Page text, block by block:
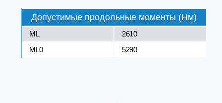
Допустимые продольные моменты (Нм)
ML
2610
ML0
5290